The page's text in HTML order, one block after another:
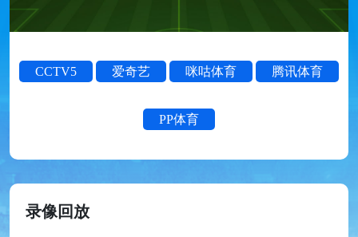
CCTV5 爱奇艺 咪咕体育 腾讯体育
PP体育
录像回放